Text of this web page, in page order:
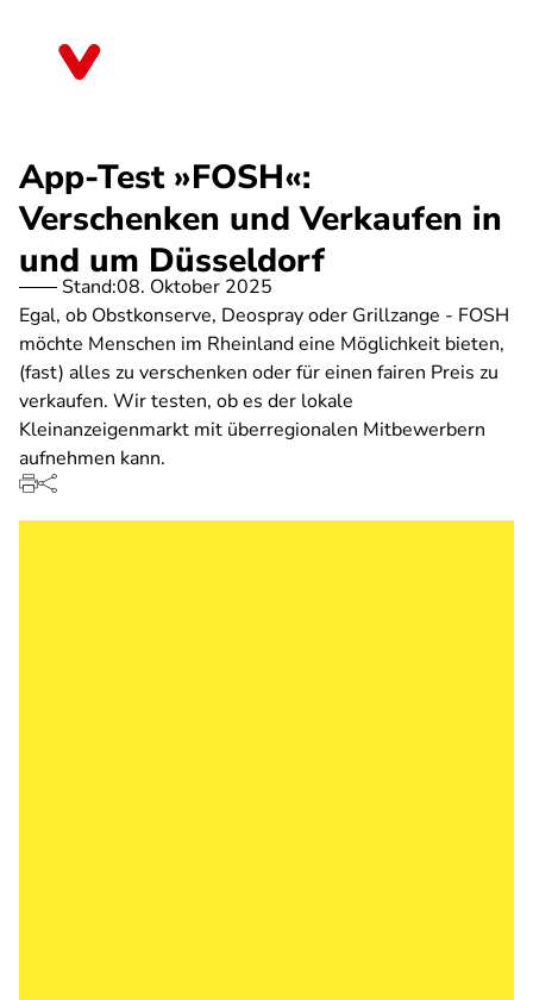
App-Test »FOSH«:
Verschenken und Verkaufen in
und um Düsseldorf
Stand:08. Oktober 2025
Egal, ob Obstkonserve, Deospray oder Grillzange - FOSH
möchte Menschen im Rheinland eine Möglichkeit bieten,
(fast) alles zu verschenken oder für einen fairen Preis zu
verkaufen. Wir testen, ob es der lokale
Kleinanzeigenmarkt mit überregionalen Mitbewerbern
aufnehmen kann.